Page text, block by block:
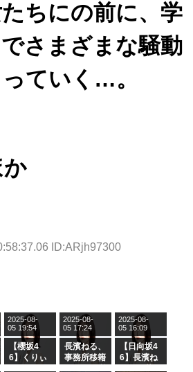
ちにの前に、学
さまざまな騒動
ていく…。
か
ID:ARjh97300
【櫻坂4
6】くりぃ
2025-08-
05 19:54
長濱ねる、
事務所移籍
2025-08-
05 17:24
【日向坂4
6】長濱ね
2025-08-
05 16:09